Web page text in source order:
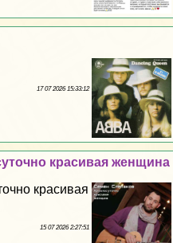
17 07 2026 15:33:12
красивая женщина
красивая
15 07 2026 2:27:51